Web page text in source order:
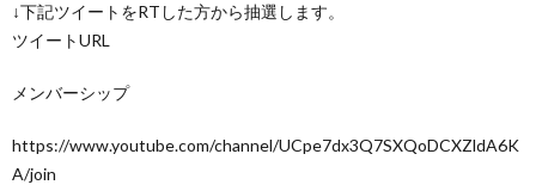
↓下記ツイートをRTした方から抽選します。
ツイートURL
メンバーシップ
https://www.youtube.com/channel/UCpe7dx3Q7SXQoDCXZldA6K
A/join